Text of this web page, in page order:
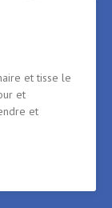
et tisse le
et
et